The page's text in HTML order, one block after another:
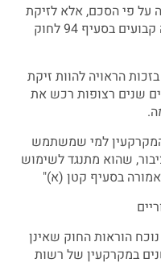
על פי הסכם, אלא לזיקת
הנאה מכוח שנים שהתנאים ליצירתה קבועים בסעיף 94 לחוק
הראויה להוות זיקת
שנים רצופות רכש את
למי שמשתמש
שהוא מתנגד לשימוש
בסעיף קטן (א)"
נוכח הוראות החוק שאינן
במקרקעין של רשות